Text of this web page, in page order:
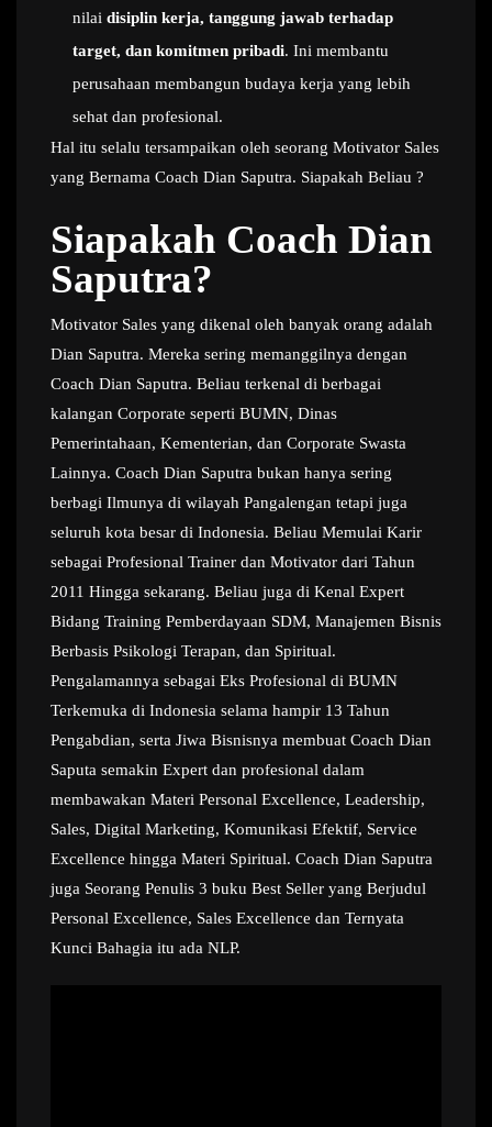
nilai disiplin kerja, tanggung jawab terhadap
target, dan komitmen pribadi. Ini membantu
perusahaan membangun budaya kerja yang lebih
sehat dan profesional.
Hal itu selalu tersampaikan oleh seorang Motivator Sales
yang Bernama Coach Dian Saputra. Siapakah Beliau ?
Siapakah Coach Dian
Saputra?
Motivator Sales yang dikenal oleh banyak orang adalah
Dian Saputra. Mereka sering memanggilnya dengan
Coach Dian Saputra. Beliau terkenal di berbagai
kalangan Corporate seperti BUMN, Dinas
Pemerintahaan, Kementerian, dan Corporate Swasta
Lainnya. Coach Dian Saputra bukan hanya sering
berbagi Ilmunya di wilayah Pangalengan tetapi juga
seluruh kota besar di Indonesia. Beliau Memulai Karir
sebagai Profesional Trainer dan Motivator dari Tahun
2011 Hingga sekarang. Beliau juga di Kenal Expert
Bidang Training Pemberdayaan SDM, Manajemen Bisnis
Berbasis Psikologi Terapan, dan Spiritual.
Pengalamannya sebagai Eks Profesional di BUMN
Terkemuka di Indonesia selama hampir 13 Tahun
Pengabdian, serta Jiwa Bisnisnya membuat Coach Dian
Saputa semakin Expert dan profesional dalam
membawakan Materi Personal Excellence, Leadership,
Sales, Digital Marketing, Komunikasi Efektif, Service
Excellence hingga Materi Spiritual. Coach Dian Saputra
juga Seorang Penulis 3 buku Best Seller yang Berjudul
Personal Excellence, Sales Excellence dan Ternyata
Kunci Bahagia itu ada NLP.